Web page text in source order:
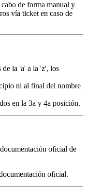
de forma manual y
vía ticket en caso de
de la 'a' a la 'z', los
ni al final del nombre
en la 3a y 4a posición.
oficial de
oficial.